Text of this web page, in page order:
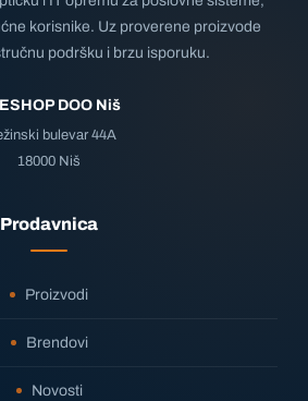
korisnike. Uz proverene proizvode
podršku i brzu isporuku.
DOO Niš
bulevar 44A
18000 Niš
Prodavnica
Proizvodi
Brendovi
Novosti